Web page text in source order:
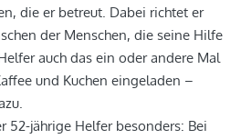
die er betreut. Dabei richtet er
der Menschen, die seine Hilfe
auch das ein oder andere Mal
und Kuchen eingeladen –
52-jährige Helfer besonders: Bei